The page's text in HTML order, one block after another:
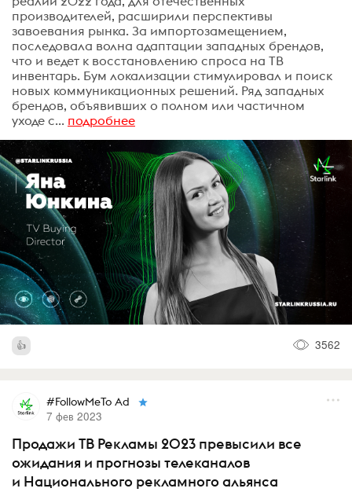
производителей, расширили перспективы
завоевания рынка. За импортозамещением,
последовала волна адаптации западных брендов,
что и ведет к восстановлению спроса на ТВ
инвентарь. Бум локализации стимулировал и поиск
новых коммуникационных решений. Ряд западных
брендов, объявивших о полном или частичном
уходе с... подробнее
3562
#FollowMeTo Ad
7 фев 2023
Продажи ТВ Рекламы 2023 превысили все
ожидания и прогнозы телеканалов
и Национального рекламного альянса